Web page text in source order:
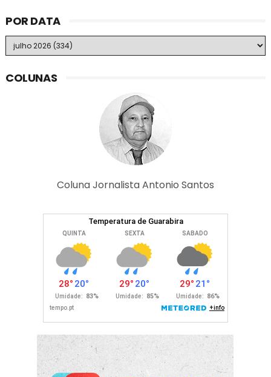
POR DATA
COLUNAS
Coluna Jornalista Antonio Santos